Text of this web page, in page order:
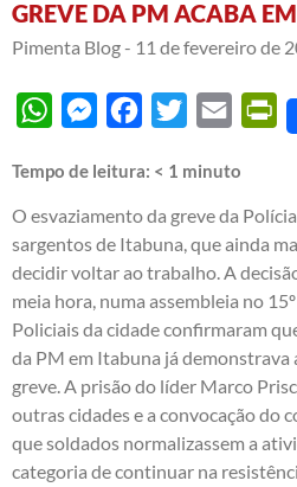
GREVE DA PM ACABA
Pimenta Blog - 11 de fevereiro de
WhatsAppMessengerFacebook
Twitter Email
Tempo de leitura: < 1 minuto
O esvaziamento da greve da
sargentos de Itabuna, que ainda
decidir voltar ao trabalho. A
meia hora, numa assembleia no
Policiais da cidade confirmaram
da PM em Itabuna já demonstrava
greve. A prisão do líder Marco
outras cidades e a convocação do
que soldados normalizassem a
categoria de continuar na